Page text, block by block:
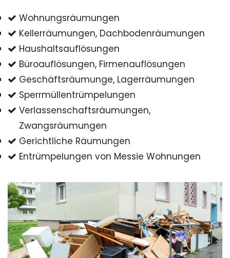
Wohnungsräumungen
Kellerräumungen, Dachbodenräumungen
Haushaltsauflösungen
Büroauflösungen, Firmenauflösungen
Geschäftsräumunge, Lagerräumungen
Sperrmüllentrümpelungen
Verlassenschaftsräumungen,
Zwangsräumungen
Gerichtliche Räumungen
Entrümpelungen von Messie Wohnungen